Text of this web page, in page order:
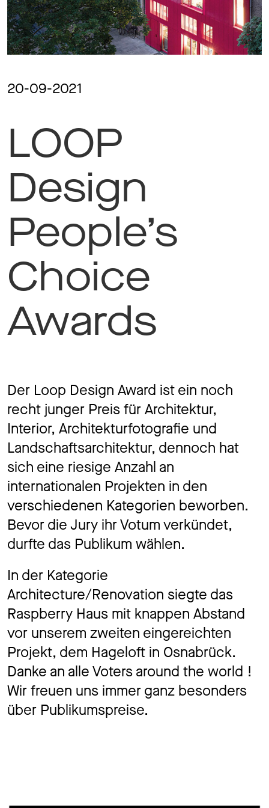
Magazine
Awards
Soziales
Themen
Jobs
Datenschutz Impressum
20-09-2021
LOOP
Design
People’s
Choice
Awards
Der Loop Design Award ist ein noch
recht junger Preis für Architektur,
Interior, Architekturfotografie und
Landschaftsarchitektur, dennoch hat
sich eine riesige Anzahl an
internationalen Projekten in den
verschiedenen Kategorien beworben.
Bevor die Jury ihr Votum verkündet,
durfte das Publikum wählen.
In der Kategorie
Architecture/Renovation siegte das
Raspberry Haus mit knappen Abstand
vor unserem zweiten eingereichten
Projekt, dem Hageloft in Osnabrück.
Danke an alle Voters around the world !
Wir freuen uns immer ganz besonders
über Publikumspreise.